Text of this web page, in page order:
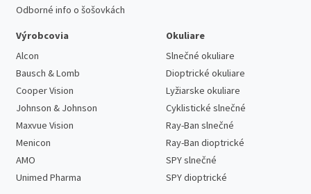
Odborné info o šošovkách
Výrobcovia
Alcon
Bausch & Lomb
Cooper Vision
Johnson & Johnson
Maxvue Vision
Menicon
AMO
Unimed Pharma
Okuliare
Slnečné okuliare
Dioptrické okuliare
Lyžiarske okuliare
Cyklistické slnečné
Ray-Ban slnečné
Ray-Ban dioptrické
SPY slnečné
SPY dioptrické